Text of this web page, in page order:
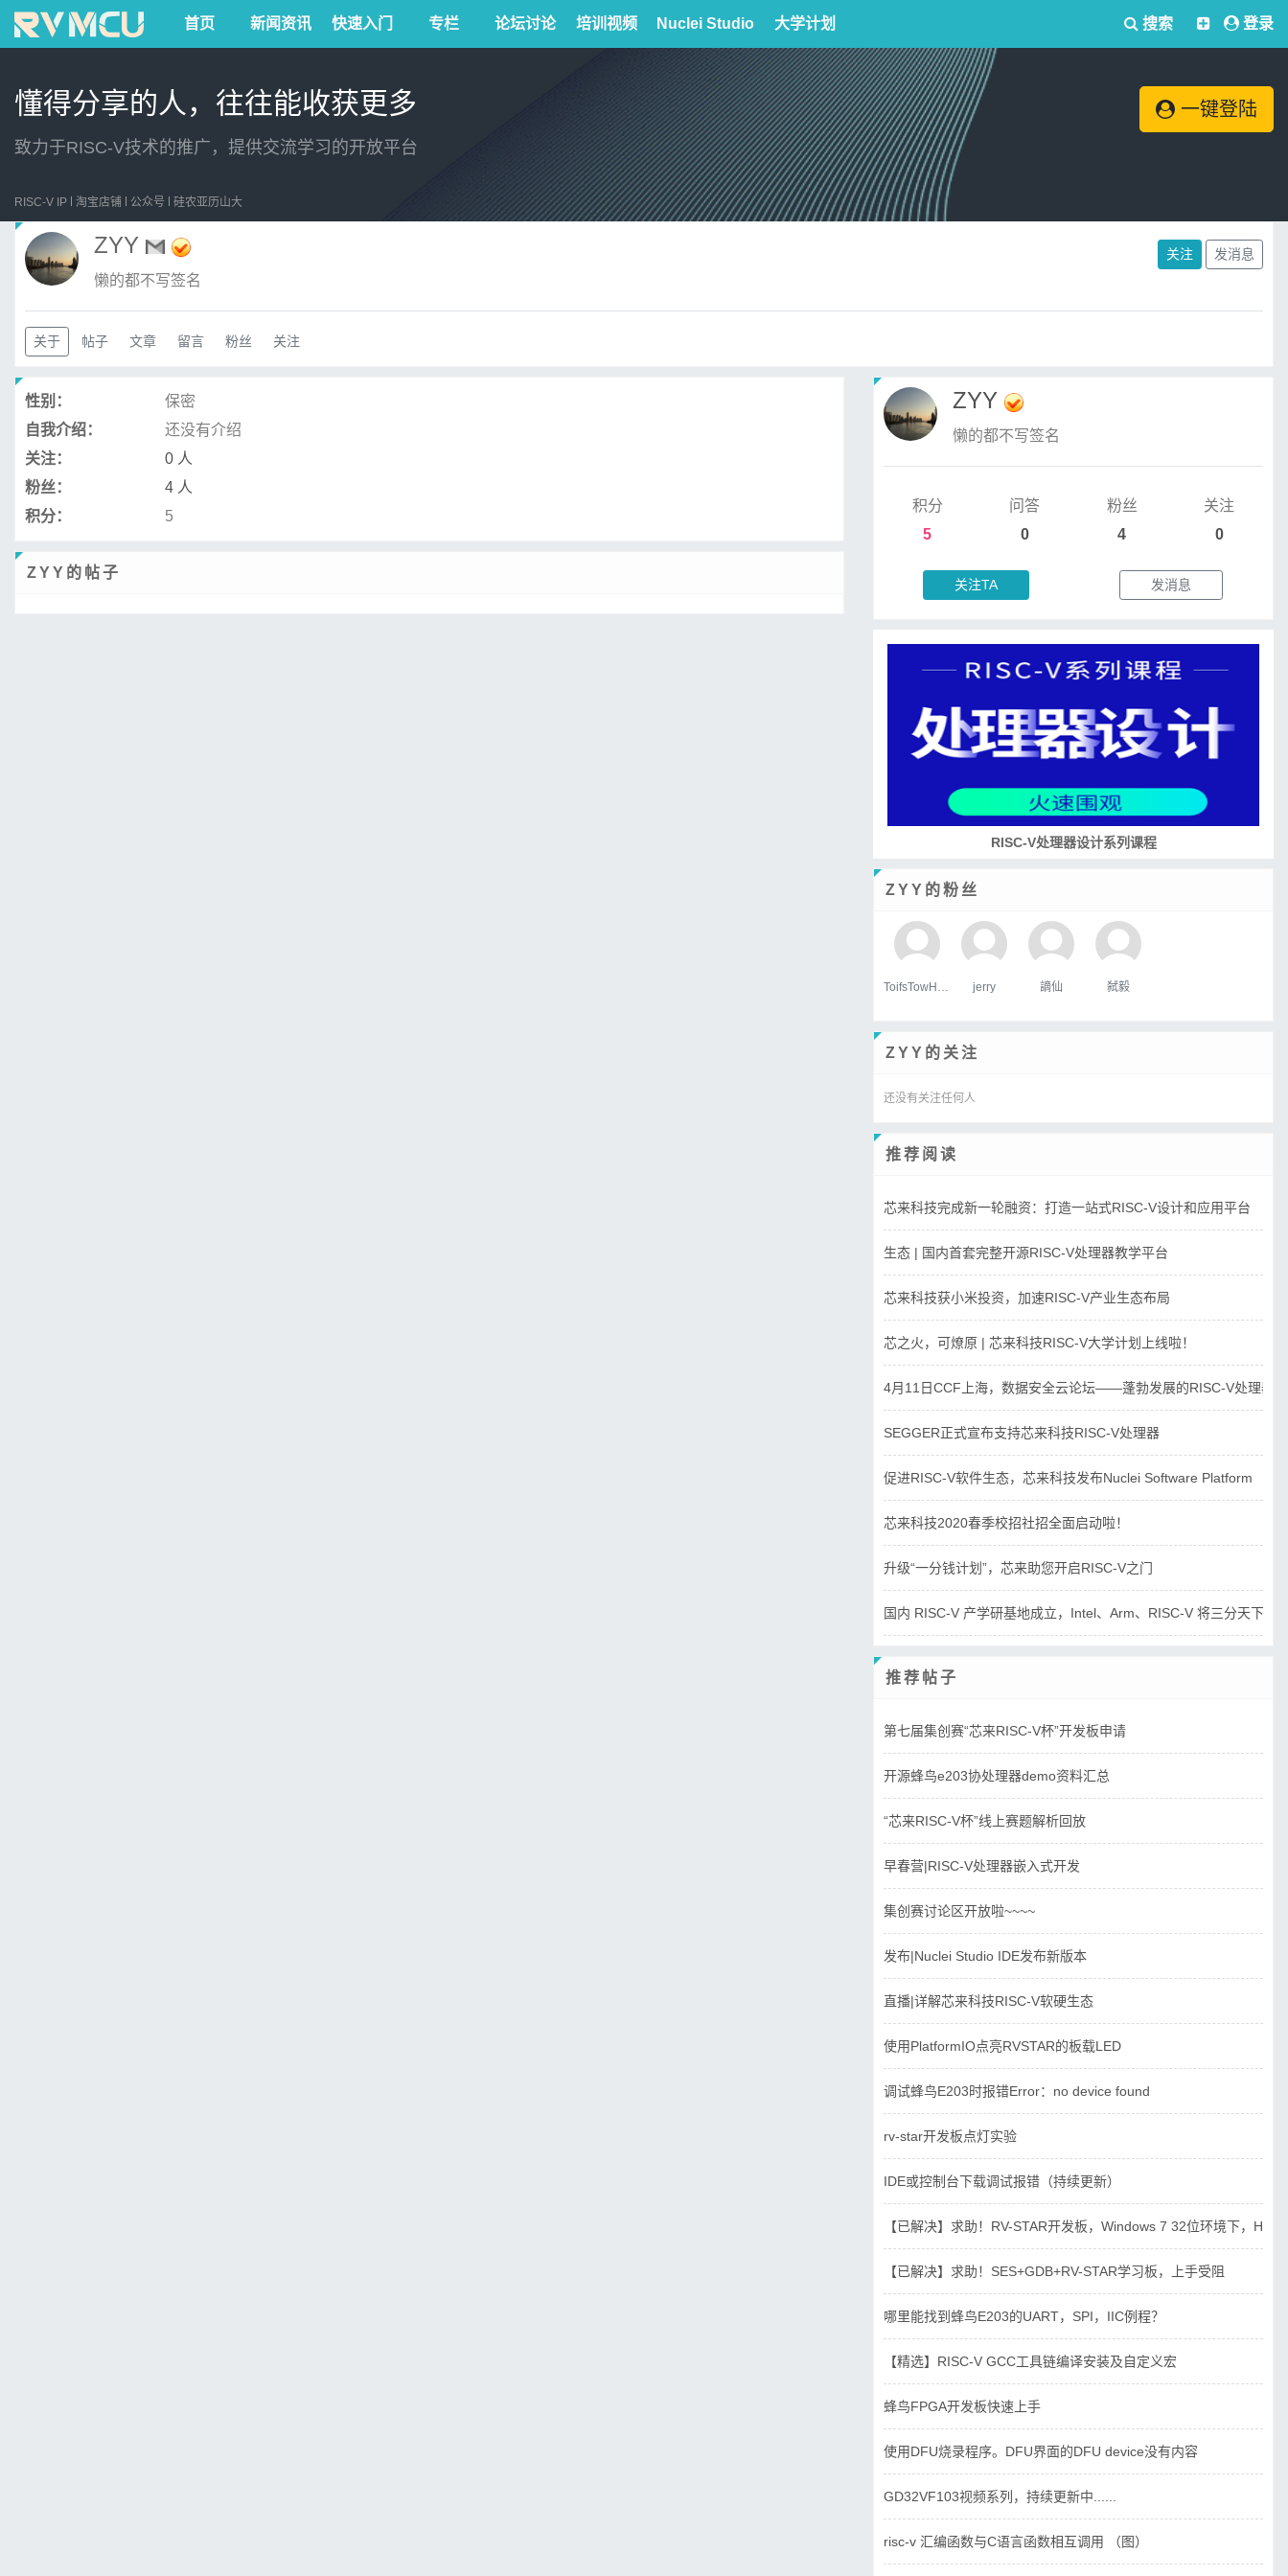
首页 新闻资讯 快速入门 专栏 论坛讨论 培训视频 Nuclei Studio 大学计划 搜索 登录
懂得分享的人，往往能收获更多
致力于RISC-V技术的推广，提供交流学习的开放平台
一键登陆
RISC-V IP 淘宝店铺 公众号 硅农亚历山大
ZYY
懒的都不写签名
关注 发消息
关于 帖子 文章 留言 粉丝 关注
性别：
保密
自我介绍：
还没有介绍
关注：
0 人
粉丝：
4 人
积分：
5
ZYY的帖子
ZYY
懒的都不写签名
积分
5
问答
0
粉丝
4
关注
0
关注TA 发消息
RISC-V处理器设计系列课程
ZYY的粉丝
jerry 謫仙 弑毅
ZYY的关注
还没有关注任何人
推荐阅读
芯来科技完成新一轮融资：打造一站式RISC-V设计和应用平台
生态 | 国内首套完整开源RISC-V处理器教学平台
芯来科技获小米投资，加速RISC-V产业生态布局
芯之火，可燎原 | 芯来科技RISC-V大学计划上线啦！
4月11日CCF上海，数据安全云论坛——蓬勃发展的RISC-V处理器
SEGGER正式宣布支持芯来科技RISC-V处理器
促进RISC-V软件生态，芯来科技发布Nuclei Software Platform
芯来科技2020春季校招社招全面启动啦！
升级“一分钱计划”，芯来助您开启RISC-V之门
国内 RISC-V 产学研基地成立，Intel、Arm、RISC-V 将三分天下？
推荐帖子
第七届集创赛“芯来RISC-V杯”开发板申请
开源蜂鸟e203协处理器demo资料汇总
“芯来RISC-V杯”线上赛题解析回放
早春营|RISC-V处理器嵌入式开发
集创赛讨论区开放啦~~~~
发布|Nuclei Studio IDE发布新版本
直播|详解芯来科技RISC-V软硬生态
使用PlatformIO点亮RVSTAR的板载LED
调试蜂鸟E203时报错Error：no device found
rv-star开发板点灯实验
IDE或控制台下载调试报错（持续更新）
【已解决】求助！RV-STAR开发板，Windows 7 32位环境下，
【已解决】求助！SES+GDB+RV-STAR学习板，上手受阻
哪里能找到蜂鸟E203的UART，SPI，IIC例程？
【精选】RISC-V GCC工具链编译安装及自定义宏
蜂鸟FPGA开发板快速上手
使用DFU烧录程序。DFU界面的DFU device没有内容
GD32VF103视频系列，持续更新中......
risc-v 汇编函数与C语言函数相互调用 （图）